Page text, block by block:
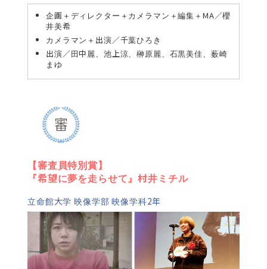
企画＋ディレクター＋カメラマン＋編集＋MA／櫻
井美希
カメラマン＋出演／千葉ひろき
出演／田中麗、池上涼、榊原麗、石黒美佳、薮崎
まゆ
【審査員特別賞】
『希望に夢を走らせて』村井ミチル
立命館大学 映像学部 映像学科2年